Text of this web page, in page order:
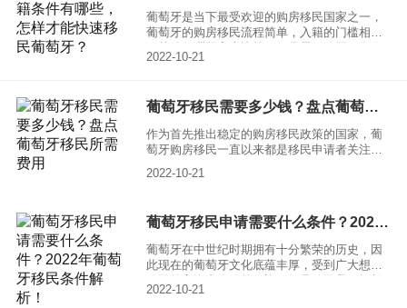
葡萄牙是当下最受欢迎的购房移民国家之一，
葡萄牙的购房移民流程简单，入籍的门槛相对
值不低于50万欧元的房产即可，可以快速获得
一时间备受海外投资者的青睐。而且葡萄牙的
房地产市场增长稳定，作为海外投资的地点，
葡萄牙也能脱颖而出。那么葡萄牙移民入籍条
件具体有哪些呢？
2022-10-21
葡萄牙移民需要多少钱？盘点葡萄牙移民所需费用
作为首先推出稳定的购房移民政策的国家，葡
萄牙购房移民一直以来都是移民申请者关注的
移民大军迅速涌入葡萄牙，其中尤以中国移民
牙移民的费用明细吗?葡萄牙移民到底有哪些费
用呢?申请购房移民，除了必要的房产投资费用
之外，还包括一些其他类型的收费。下面和小
编一起来看看葡萄牙移民办理费用有哪些吧。
2022-10-21
葡萄牙移民申请需要什么条件？2022年葡萄牙移民条件解析！
葡萄牙在中世纪时期拥有十分繁荣的历史，因
此现在的葡萄牙文化底蕴丰厚，受到广大想要
久的战斗，尤其是近些年来新冠肆虐，许多国
2022-10-21